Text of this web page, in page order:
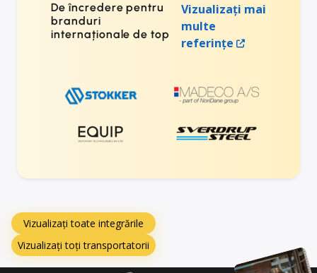
De încredere pentru
branduri
internaționale de top
Vizualizați mai
multe
referințe
Vizualizați toate integrările
Vizualizați toți transportatorii